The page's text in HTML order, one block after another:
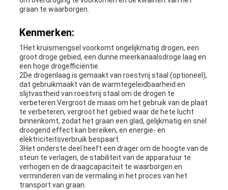
graan te waarborgen.
Kenmerken:
1Het kruismengsel voorkomt ongelijkmatig drogen, een
groot droge gebied, een dunne meerkanaalsdroge laag en
een hoge drogefficiëntie.
2De drogenlaag is gemaakt van roestvrij staal (optioneel),
dat gebruikmaakt van de warmtegeleidbaarheid en
slijtvastheid van roestvrij staal om de drogen te
verbeteren.Vergroot de maas om het gebruik van de plaat
te verbeteren, vergroot het gebied waar de hete lucht
binnenkomt, zodat het graan een glad, gelijkmatig en snel
droogend effect kan bereiken, en energie- en
elektriciteitsverbruik bespaart.
3Het onderste deel heeft een drager om de hoogte van de
steun te verlagen, de stabiliteit van de apparatuur te
verhogen en de draagcapaciteit te waarborgen.en
verminderen van de vermaling in het proces van het
transport van graan.